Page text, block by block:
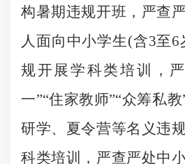
构暑期违规开班，严查
人面向中小学生(含3至
规开展学科类培训，
一”“住家教师”“众筹私
研学、夏令营等名义违
科类培训，严查严处中